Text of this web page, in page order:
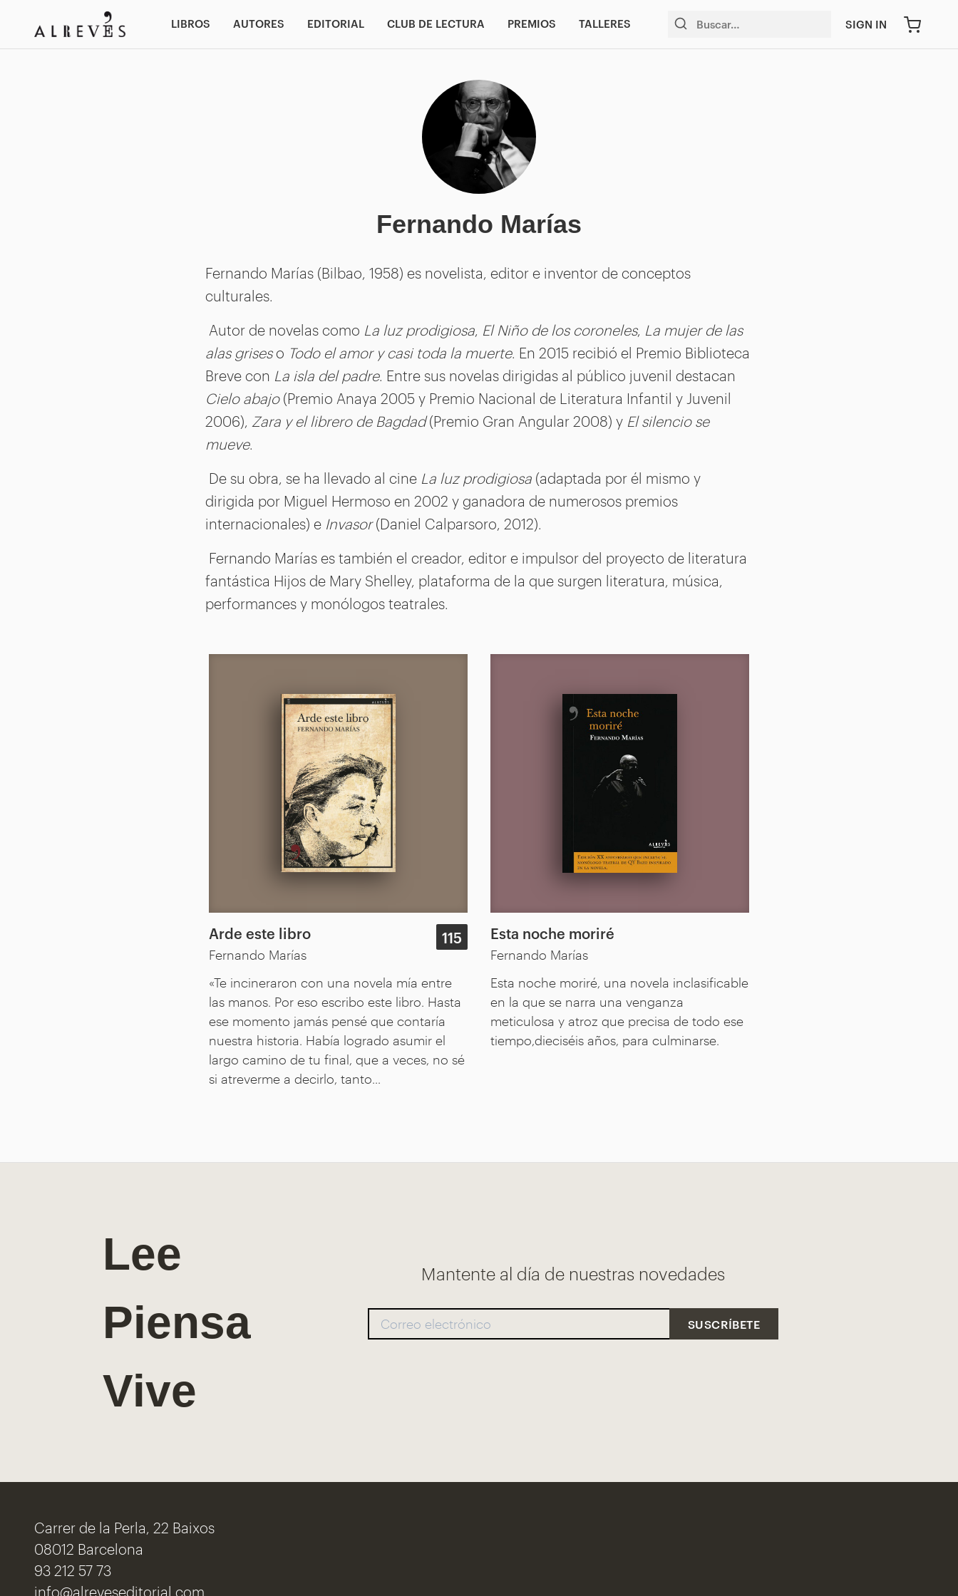
LIBROS AUTORES EDITORIAL CLUB DE LECTURA PREMIOS TALLERES SIGN IN
Fernando Marías
Fernando Marías (Bilbao, 1958) es novelista, editor e inventor de conceptos
culturales.
Autor de novelas como La luz prodigiosa El Niño de los coroneles, La mujer de las
alas griseso Todo el amor y casi toda la muerte. En 2015 recibió el Premio Biblioteca
Breve con La isla del padre. Entre sus novelas dirigidas al público juvenil destacan
Cielo abajo(Premio Anaya 2005 y Premio Nacional de Literatura Infantil y Juvenil
2006), Zara y el librero de Bagdad(Premio Gran Angular 2008) y El silencio se
mueve.
De su obra, se ha llevado al cine La luz prodigiosa (adaptada por él mismo y
dirigida por Miguel Hermoso en 2002 y ganadora de numerosos premios
internacionales) e Invasor(Daniel Calparsoro, 2012).
Fernando Marías es también el creador, editor e impulsor del proyecto de literatura
fantástica Hijos de Mary Shelley, plataforma de la que surgen literatura, música,
performances y monólogos teatrales.
Arde este libro
Fernando Marías
115
«Te incineraron con una novela mía entre
las manos. Por eso escribo este libro. Hasta
ese momento jamás pensé que contaría
nuestra historia. Había logrado asumir el
largo camino de tu final, que a veces, no sé
si atreverme a decirlo, tanto...
Esta noche moriré
Fernando Marías
Esta noche moriré, una novela inclasificable
en la que se narra una venganza
meticulosa y atroz que precisa de todo ese
tiempo,dieciséis años, para culminarse.
Lee
Piensa
Vive
Mantente al día de nuestras novedades
Carrer de la Perla, 22 Baixos
08012 Barcelona
93 212 57 73
info@alreveseditorial.com